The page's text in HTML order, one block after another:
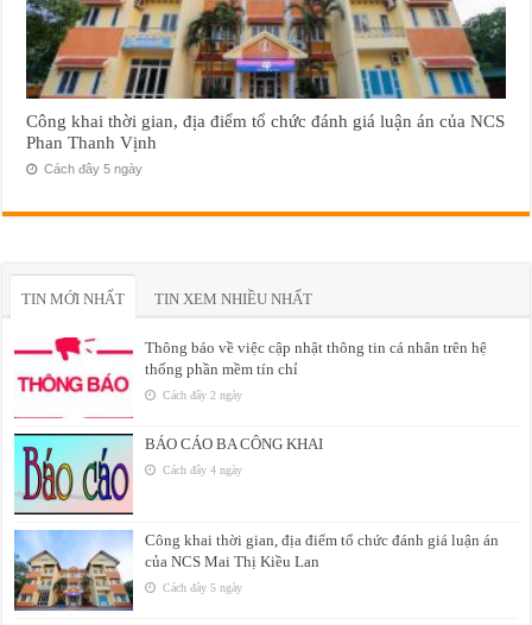
Công khai thời gian, địa điểm tổ chức đánh giá luận án của NCS
Phan Thanh Vịnh
Cách đây 5 ngày
TIN MỚI NHẤT TIN XEM NHIỀU NHẤT
Thông báo về việc cập nhật thông tin cá nhân trên hệ
thống phần mềm tín chỉ
Cách đây 2 ngày
BÁO CÁO BA CÔNG KHAI
Cách đây 4 ngày
Công khai thời gian, địa điểm tổ chức đánh giá luận án
của NCS Mai Thị Kiều Lan
Cách đây 5 ngày